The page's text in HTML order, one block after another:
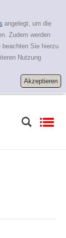
angelegt, um die
Zudem werden
beachten Sie hierzu
Nutzung